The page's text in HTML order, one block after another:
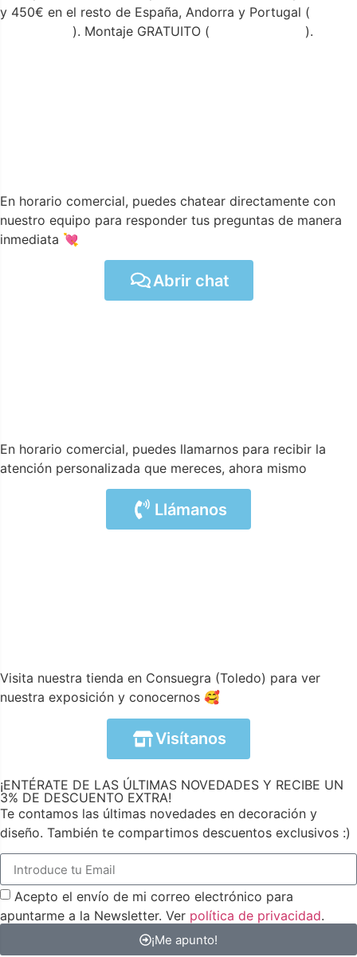
y 450€ en el resto de España, Andorra y Portugal (
). Montaje GRATUITO ( ).
En horario comercial, puedes chatear directamente con
nuestro equipo para responder tus preguntas de manera
inmediata 💘
Abrir chat
En horario comercial, puedes llamarnos para recibir la
atención personalizada que mereces, ahora mismo
Llámanos
Visita nuestra tienda en Consuegra (Toledo) para ver
nuestra exposición y conocernos 🥰
Visítanos
¡ENTÉRATE DE LAS ÚLTIMAS NOVEDADES Y RECIBE UN
3% DE DESCUENTO EXTRA!
Te contamos las últimas novedades en decoración y
diseño. También te compartimos descuentos exclusivos :)
Acepto el envío de mi correo electrónico para
apuntarme a la Newsletter. Ver política de privacidad.
¡Me apunto!